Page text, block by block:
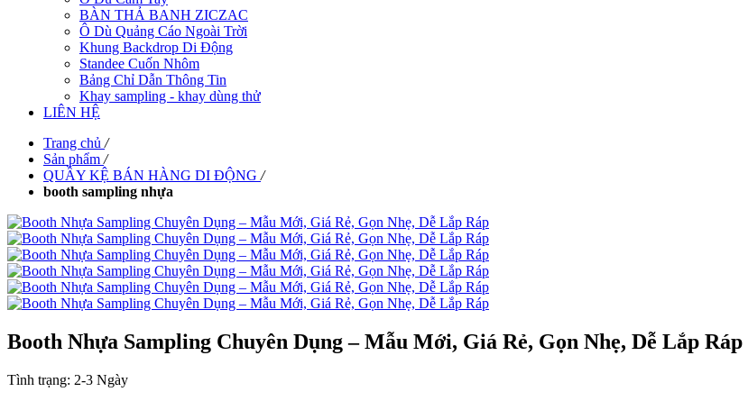
BÀN THẢ BANH ZICZAC
Ô Dù Quảng Cáo Ngoài Trời
Khung Backdrop Di Động
Standee Cuốn Nhôm
Bảng Chỉ Dẫn Thông Tin
Khay sampling - khay dùng thử
LIÊN HỆ
Trang chủ /
Sản phẩm /
QUẦY KỆ BÁN HÀNG DI ĐỘNG /
booth sampling nhựa
Booth Nhựa Sampling Chuyên Dụng – Mẫu Mới, Giá Rẻ, Gọn Nhẹ, Dễ Lắp Ráp
Tình trạng: 2-3 Ngày